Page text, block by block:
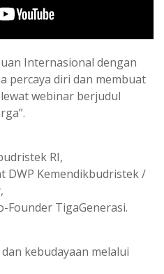
Internasional dengan
percaya diri dan membuat
webinar berjudul
RI,
DWP Kemendikbudristek /
Founder TigaGenerasi.
kebudayaan melalui